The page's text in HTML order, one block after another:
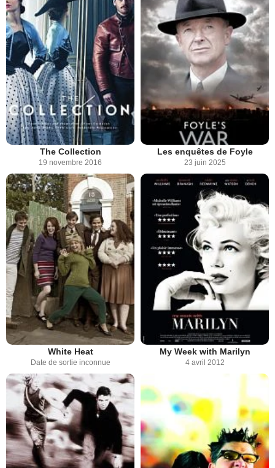
The Collection
19 novembre 2016
Les enquêtes de Foyle
23 juin 2025
White Heat
Date de sortie inconnue
My Week with Marilyn
4 avril 2012